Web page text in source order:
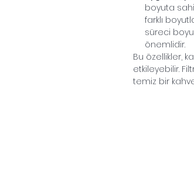
boyuta
farklı
süreci
önemlidir.
Bu özellikler,
etkileyebilir.
temiz bir